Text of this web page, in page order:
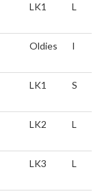
LK1 L
Oldies I
LK1 S
LK2 L
LK3 L